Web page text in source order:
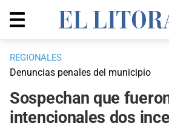
REGIONALES
Denuncias penales del municipio
Sospechan que
intencionales dos